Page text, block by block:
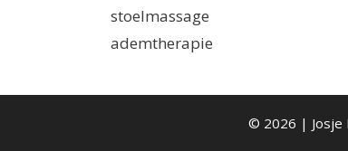
stoelmassage
ademtherapie
© 2026 | Josje